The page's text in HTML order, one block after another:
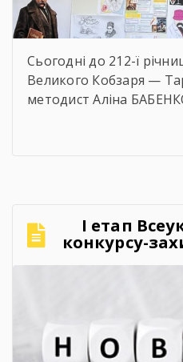
Сьогодні до 212-ї
Великого Кобзаря —
методист Аліна
закладу
поезії, а також разом
[…]
І етап
конкурсу-